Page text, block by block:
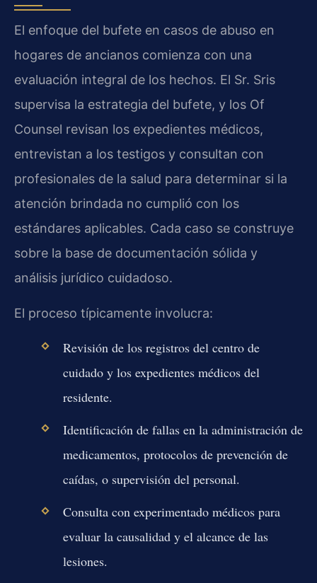
El enfoque del bufete en casos de abuso en
hogares de ancianos comienza con una
evaluación integral de los hechos. El Sr. Sris
supervisa la estrategia del bufete, y los Of
Counsel revisan los expedientes médicos,
entrevistan a los testigos y consultan con
profesionales de la salud para determinar si la
atención brindada no cumplió con los
estándares aplicables. Cada caso se construye
sobre la base de documentación sólida y
análisis jurídico cuidadoso.
El proceso típicamente involucra:
Revisión de los registros del centro de
cuidado y los expedientes médicos del
residente.
Identificación de fallas en la administración de
medicamentos, protocolos de prevención de
caídas, o supervisión del personal.
Consulta con experimentado médicos para
evaluar la causalidad y el alcance de las
lesiones.